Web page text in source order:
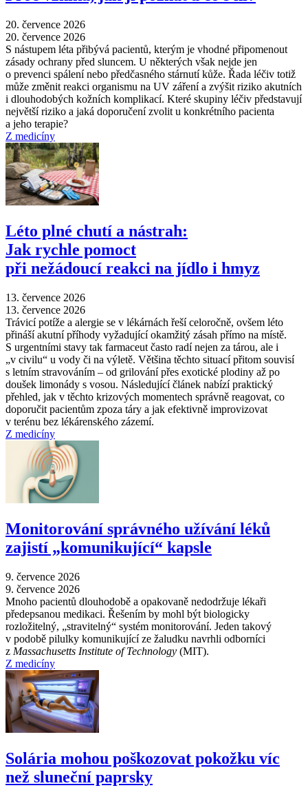
20. července 2026
20. července 2026
S nástupem léta přibývá pacientů, kterým je vhodné připomenout
zásady ochrany před sluncem. U některých však nejde jen
o prevenci spálení nebo předčasného stárnutí kůže. Řada léčiv totiž
může změnit reakci organismu na UV záření a zvýšit riziko akutních
i dlouhodobých kožních komplikací. Které skupiny léčiv představují
největší riziko a jaká doporučení zvolit u konkrétního pacienta
a jeho terapie?
Z medicíny
Léto plné chutí a nástrah:
Jak rychle pomoct
při nežádoucí reakci na jídlo i hmyz
13. července 2026
13. července 2026
Trávicí potíže a alergie se v lékárnách řeší celoročně, ovšem léto
přináší akutní příhody vyžadující okamžitý zásah přímo na místě.
S urgentními stavy tak farmaceut často radí nejen za tárou, ale i
„v civilu“ u vody či na výletě. Většina těchto situací přitom souvisí
s letním stravováním –⁠ od grilování přes exotické plodiny až po
doušek limonády s vosou. Následující článek nabízí praktický
přehled, jak v těchto krizových momentech správně reagovat, co
doporučit pacientům zpoza táry a jak efektivně improvizovat
v terénu bez lékárenského zázemí.
Z medicíny
Monitorování správného užívání léků
zajistí „komunikující“ kapsle
9. července 2026
9. července 2026
Mnoho pacientů dlouhodobě a opakovaně nedodržuje lékaři
předepsanou medikaci. Řešením by mohl být biologicky
rozložitelný, „stravitelný“ systém monitorování. Jeden takový
v podobě pilulky komunikující ze žaludku navrhli odborníci
z Massachusetts Institute of Technology (MIT).
Z medicíny
Solária mohou poškozovat pokožku víc
než sluneční paprsky